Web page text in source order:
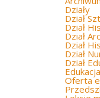
Działy
Dział
Dział
Dział
Dział
Dział
Dział
Edukacja
Oferta